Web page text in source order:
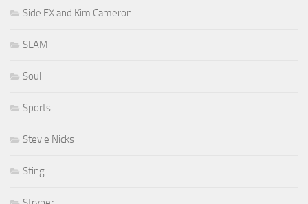
Side FX and Kim Cameron
SLAM
Soul
Sports
Stevie Nicks
Sting